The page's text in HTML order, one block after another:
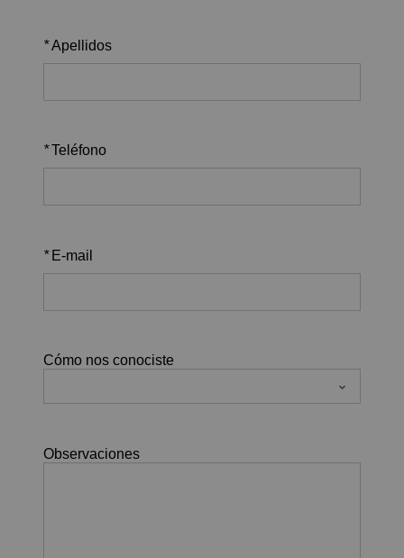
*Apellidos
*Teléfono
* E-mail
Cómo nos conociste
Observaciones